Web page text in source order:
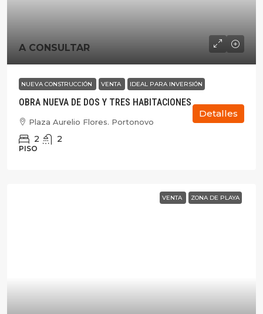
A CONSULTAR
NUEVA CONSTRUCCIÓN VENTA IDEAL PARA INVERSIÓN
OBRA NUEVA DE DOS Y TRES HABITACIONES
Plaza Aurelio Flores. Portonovo
2 2
PISO
Detalles
VENTA ZONA DE PLAYA